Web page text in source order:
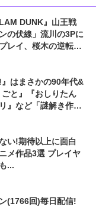
DUNK』山王戦
の伏線」流川の3Pに
レイ、桜木の逆転シ
はまさかの90年代&
と』『おしりたん
』など「謎解き作品
い!期待以上に面白
メ作品3選 プレイヤ
...
(1766回)毎日配信!